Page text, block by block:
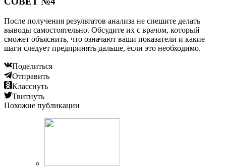
После получения результатов анализа не спешите делать
выводы самостоятельно. Обсудите их с врачом, который
сможет объяснить, что означают ваши показатели и какие
шаги следует предпринять дальше, если это необходимо.
Поделиться
Отправить
Класснуть
Твитнуть
Похожие публикации